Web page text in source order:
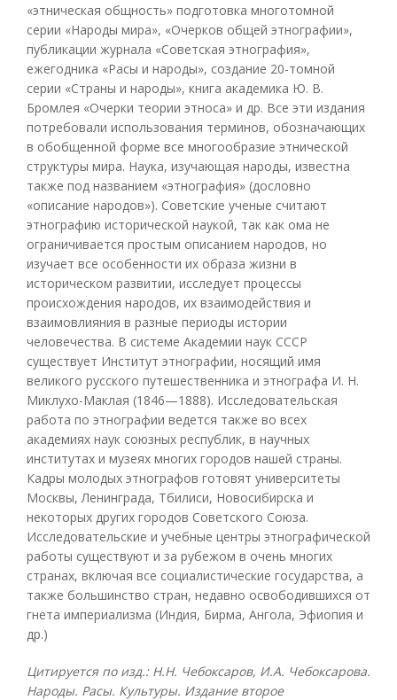
«этническая общность» подготовка многотомной
серии «Народы мира», «Очерков общей этнографии»,
публикации журнала «Советская этнография»,
ежегодника «Расы и народы», создание 20-томной
серии «Страны и народы», книга академика Ю. В.
Бромлея «Очерки теории этноса» и др. Все эти издания
потребовали использования терминов, обозначающих
в обобщенной форме все многообразие этнической
структуры мира. Наука, изучающая народы, известна
также под названием «этнография» (дословно
«описание народов»). Советские ученые считают
этнографию исторической наукой, так как ома не
ограничивается простым описанием народов, но
изучает все особенности их образа жизни в
историческом развитии, исследует процессы
происхождения народов, их взаимодействия и
взаимовлияния в разные периоды истории
человечества. В системе Академии наук СССР
существует Институт этнографии, носящий имя
великого русского путешественника и этнографа И. Н.
Миклухо-Маклая (1846—1888). Исследовательская
работа по этнографии ведется также во всех
академиях наук союзных республик, в научных
институтах и музеях многих городов нашей страны.
Кадры молодых этнографов готовят университеты
Москвы, Ленинграда, Тбилиси, Новосибирска и
некоторых других городов Советского Союза.
Исследовательские и учебные центры этнографической
работы существуют и за рубежом в очень многих
странах, включая все социалистические государства, а
также большинство стран, недавно освободившихся от
гнета империализма (Индия, Бирма, Ангола, Эфиопия и
др.)
Цитируется по изд.: Н.Н. Чебоксаров, И.А. Чебоксарова.
Народы. Расы. Культуры. Издание второе